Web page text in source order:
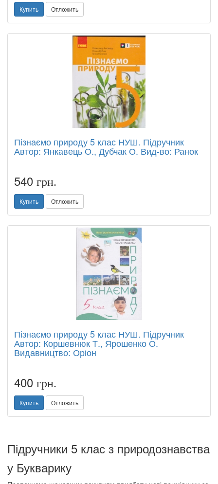
Купить Отложить
Пізнаємо природу 5 клас НУШ. Підручник
Автор: Янкавець О., Дубчак О. Вид-во: Ранок
540 грн.
Купить Отложить
Пізнаємо природу 5 клас НУШ. Підручник
Автор: Коршевнюк Т., Ярошенко О.
Видавництво: Оріон
400 грн.
Купить Отложить
Підручники 5 клас з природознавства
у Букварику